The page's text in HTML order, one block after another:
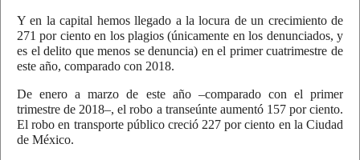
Y en la capital hemos llegado a la locura de un crecimiento de
271 por ciento en los plagios (únicamente en los denunciados, y
es el delito que menos se denuncia) en el primer cuatrimestre de
este año, comparado con 2018.
De enero a marzo de este año –comparado con el primer
trimestre de 2018–, el robo a transeúnte aumentó 157 por ciento.
El robo en transporte público creció 227 por ciento en la Ciudad
de México.